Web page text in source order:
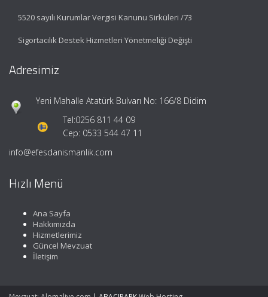
5520 sayılı Kurumlar Vergisi Kanunu Sirküleri /73
Sigortacılık Destek Hizmetleri Yönetmeliği Değişti
Adresimiz
Yeni Mahalle Atatürk Bulvarı No: 166/8 Didim
Tel:0256 811 44 09
Cep: 0533 544 47 11
info@efesdanismanlik.com
Hızlı Menü
Ana Sayfa
Hakkımızda
Hizmetlerimiz
Güncel Mevzuat
İletişim